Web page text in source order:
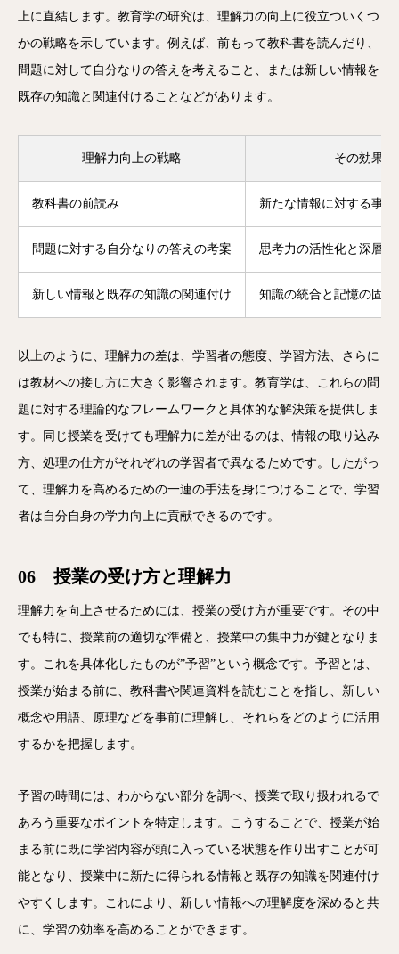
上に直結します。教育学の研究は、理解力の向上に役立ついくつ
かの戦略を示しています。例えば、前もって教科書を読んだり、
問題に対して自分なりの答えを考えること、または新しい情報を
既存の知識と関連付けることなどがあります。
理解力向上の戦略 その効果
教科書の前読み 新たな情報に対する事
問題に対する自分なりの答えの考案 思考力の活性化と深層理
新しい情報と既存の知識の関連付け 知識の統合と記憶の固定
以上のように、理解力の差は、学習者の態度、学習方法、さらに
は教材への接し方に大きく影響されます。教育学は、これらの問
題に対する理論的なフレームワークと具体的な解決策を提供しま
す。同じ授業を受けても理解力に差が出るのは、情報の取り込み
方、処理の仕方がそれぞれの学習者で異なるためです。したがっ
て、理解力を高めるための一連の手法を身につけることで、学習
者は自分自身の学力向上に貢献できるのです。
06 授業の受け方と理解力
理解力を向上させるためには、授業の受け方が重要です。その中
でも特に、授業前の適切な準備と、授業中の集中力が鍵となりま
す。これを具体化したものが”予習”という概念です。予習とは、
授業が始まる前に、教科書や関連資料を読むことを指し、新しい
概念や用語、原理などを事前に理解し、それらをどのように活用
するかを把握します。
予習の時間には、わからない部分を調べ、授業で取り扱われるで
あろう重要なポイントを特定します。こうすることで、授業が始
まる前に既に学習内容が頭に入っている状態を作り出すことが可
能となり、授業中に新たに得られる情報と既存の知識を関連付け
やすくします。これにより、新しい情報への理解度を深めると共
に、学習の効率を高めることができます。